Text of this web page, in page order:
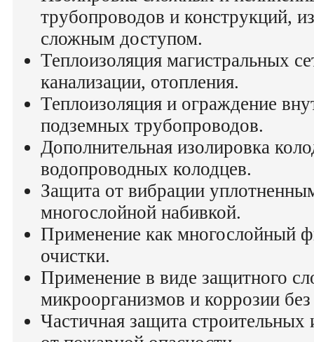
трубопроводов и конструкций,
сложным доступом.
Теплоизоляция магистральных
канализации, отопления.
Теплоизоляция и ограждение
подземных трубопроводов.
Дополнительная изолировка
водопроводных колодцев.
Защита от вибрации
многослойной набивкой.
Применение как многослойный
очистки.
Применение в виде защитного
микроорганизмов и коррозии
Частичная защита строительных